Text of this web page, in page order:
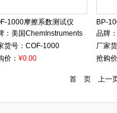
1000摩擦系数测试仪
： 美国ChemInstruments
货号： COF-1000
价： ¥0.00
BP-
品牌：
厂家
抢购
首 页 上一